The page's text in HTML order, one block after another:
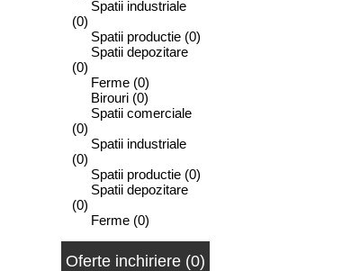
Spatii industriale
(0)
Spatii productie(0)
Spatii depozitare
(0)
Ferme(0)
Birouri(0)
Spatii comerciale
(0)
Spatii industriale
(0)
Spatii productie(0)
Spatii depozitare
(0)
Ferme(0)
Oferte inchiriere (0)